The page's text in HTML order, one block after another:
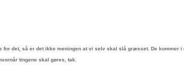
det, så er det ikke meningen at vi selv skal slå græsset. De
tingene skal gøres, tak.